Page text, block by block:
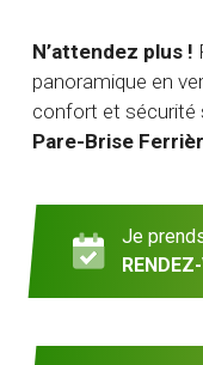
N’attendez plus !
panoramique en
confort et sécurité
Pare-Brise
Je